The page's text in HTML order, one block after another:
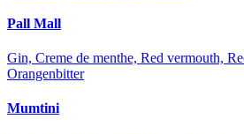
Pall Mall
Gin, Creme de menthe, Red vermouth,
Orangenbitter
Mumtini